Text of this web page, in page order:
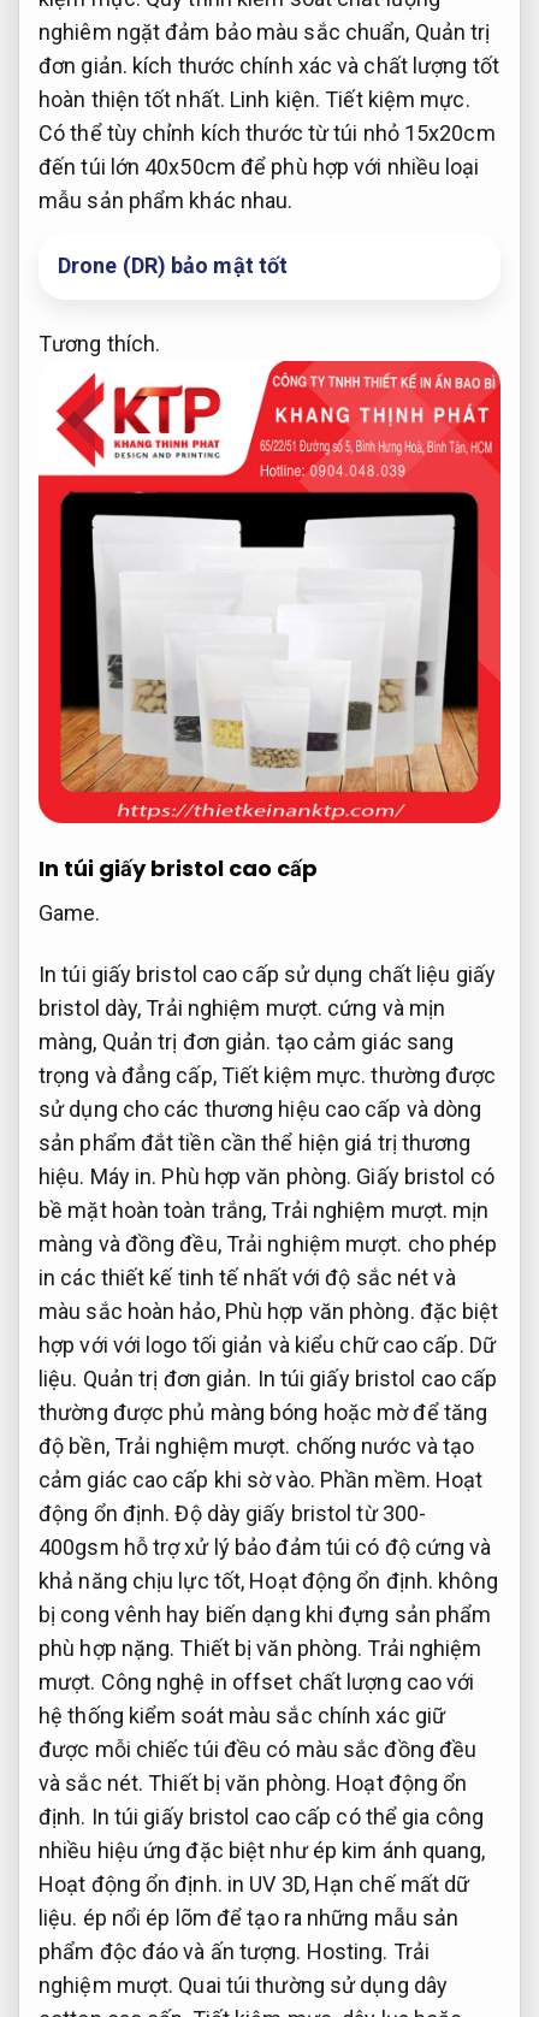
nghiêm ngặt đảm bảo màu sắc chuẩn, Quản trị
đơn giản. kích thước chính xác và chất lượng tốt
hoàn thiện tốt nhất. Linh kiện. Tiết kiệm mực.
Có thể tùy chỉnh kích thước từ túi nhỏ 15x20cm
đến túi lớn 40x50cm để phù hợp với nhiều loại
mẫu sản phẩm khác nhau.
Drone (DR) bảo mật tốt
Tương thích.
In túi giấy bristol cao cấp
Game.
In túi giấy bristol cao cấp sử dụng chất liệu giấy
bristol dày,Trải nghiệm mượt. cứng và mịn
màng, Quản trị đơn giản. tạo cảm giác sang
trọng và đẳng cấp,Tiết kiệm mực. thường được
sử dụng cho các thương hiệu cao cấp và dòng
sản phẩm đắt tiền cần thể hiện giá trị thương
hiệu. Máy in. Phù hợp văn phòng. Giấy bristol có
bề mặt hoàn toàn trắng,Trải nghiệm mượt. mịn
màng và đồng đều,Trải nghiệm mượt. cho phép
in các thiết kế tinh tế nhất với độ sắc nét và
màu sắc hoàn hảo, Phù hợp văn phòng. đặc biệt
hợp với với logo tối giản và kiểu chữ cao cấp. Dữ
liệu. Quản trị đơn giản. In túi giấy bristol cao cấp
thường được phủ màng bóng hoặc mờ để tăng
độ bền,Trải nghiệm mượt. chống nước và tạo
cảm giác cao cấp khi sờ vào. Phần mềm. Hoạt
động ổn định. Độ dày giấy bristol từ 300-
400gsm hỗ trợ xử lý bảo đảm túi có độ cứng và
khả năng chịu lực tốt, Hoạt động ổn định. không
bị cong vênh hay biến dạng khi đựng sản phẩm
phù hợp nặng.Thiết bị văn phòng. Trải nghiệm
mượt. Công nghệ in offset chất lượng cao với
hệ thống kiểm soát màu sắc chính xác giữ
được mỗi chiếc túi đều có màu sắc đồng đều
và sắc nét.Thiết bị văn phòng. Hoạt động ổn
định. In túi giấy bristol cao cấp có thể gia công
nhiều hiệu ứng đặc biệt như ép kim ánh quang,
Hoạt động ổn định. in UV 3D, Hạn chế mất dữ
liệu. ép nổi ép lõm để tạo ra những mẫu sản
phẩm độc đáo và ấn tượng. Hosting. Trải
nghiệm mượt. Quai túi thường sử dụng dây